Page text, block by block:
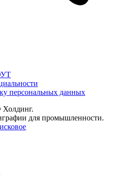
персональных данных
для промышленности.